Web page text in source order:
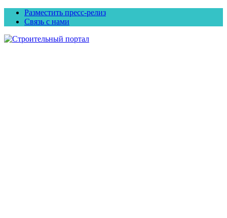
Разместить пресс-релиз
Связь с нами